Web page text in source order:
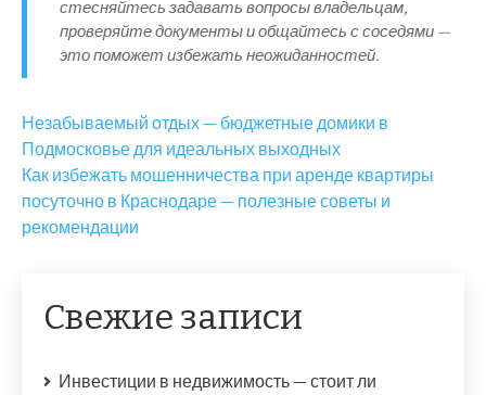
стесняйтесь задавать вопросы владельцам,
проверяйте документы и общайтесь с соседями —
это поможет избежать неожиданностей.
Навигация
по
записям
Незабываемый отдых — бюджетные домики в
Подмосковье для идеальных выходных
Как избежать мошенничества при аренде квартиры
посуточно в Краснодаре — полезные советы и
рекомендации
Свежие записи
Инвестиции в недвижимость — стоит ли